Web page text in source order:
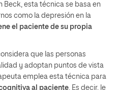
Beck, esta técnica se basa en
como la depresión en la
el paciente de su propia
que las personas
y adoptan puntos de vista
emplea esta técnica para
al paciente . Es decir, le